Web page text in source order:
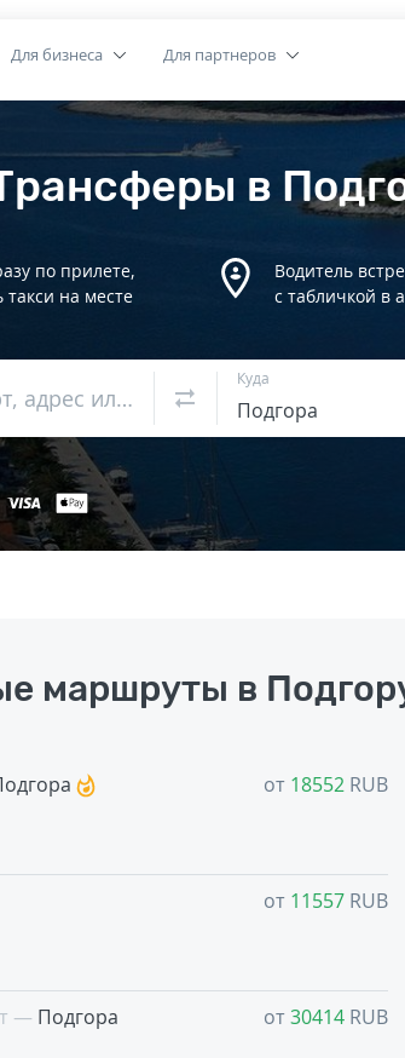
Для бизнеса Для партнеров
в
по прилете,
такси на месте
Водитель
с табличкой в
Откуда (аэропорт, адрес или вокзал)
Куда
маршруты в
от 18552 RUB
от 11557 RUB
— Подгора от30414 RUB